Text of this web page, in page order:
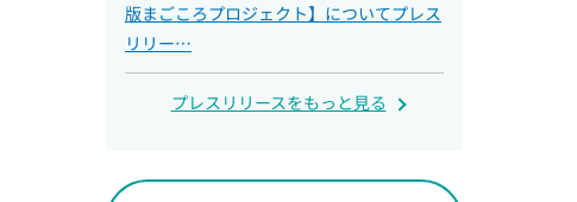
版まごころプロジェクト】についてプレス
リリー…
プレスリリースをもっと見る